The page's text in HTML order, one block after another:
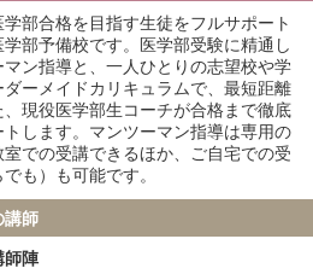
浜松医科大学
長崎大学
富山大学
鹿児島大学
愛媛大学
福井大学
琉球大学
大分大学
徳島大学
部合格を目指す生徒をフルサポート
部予備校です。医学部受験に精通し
ン指導と、一人ひとりの志望校や学
ーメイドカリキュラムで、最短距離
現役医学部生コーチが合格まで徹底
します。マンツーマン指導は専用の
での受講できるほか、ご自宅での受
も）も可能です。
講師
師陣